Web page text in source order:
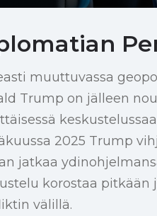
muuttuvassa
Trump on jälleen
2025 Trump
jatkaa
korostaa
välillä.